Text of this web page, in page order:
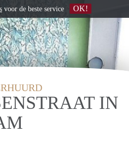
IN
voor de beste service OK!